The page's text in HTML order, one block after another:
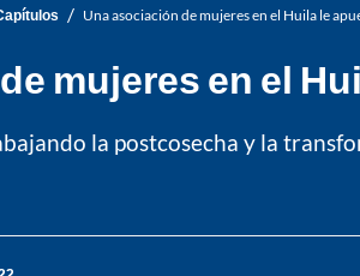
/ Una asociación de mujeres en el Huila le
mujeres en el
la postcosecha y la